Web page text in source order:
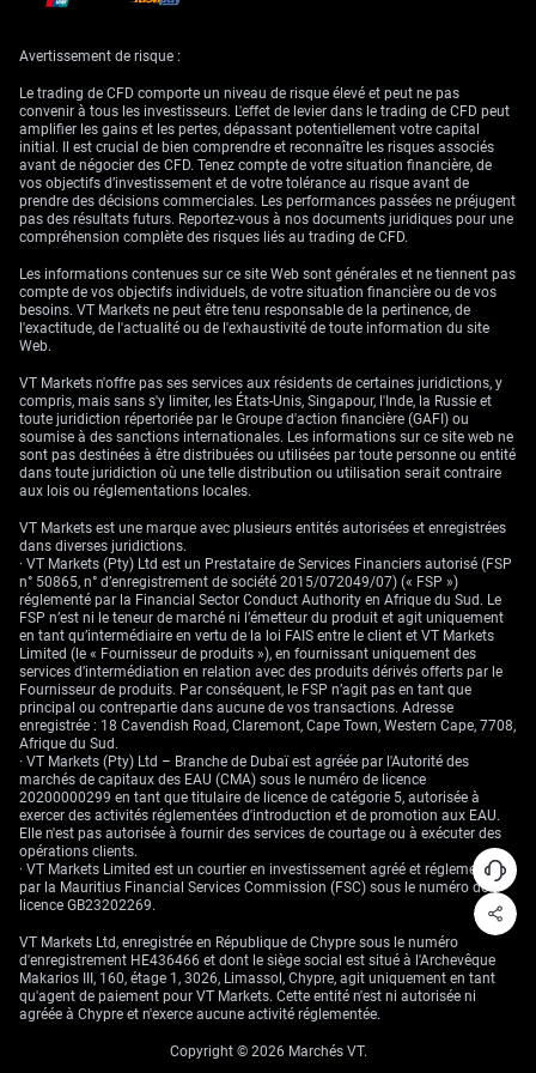
indirects
De tels développements géopolitiques génèrent une forte incertitude ;
nous nous attendons donc également à une nette hausse de la volatilité
du pétrole. L’indice de volatilité du pétrole brut du CBOE (OVX), qui
évoluait autour d’un niveau relativement calme de 35, pourrait aisément
dépasser 45 dans les prochains jours. Par conséquent, nous étudions
aussi des stratégies acheteuses de volatilité, telles que l’achat de
straddles, afin de tirer parti de fortes amplitudes de prix.
Nous avons observé une dynamique similaire lors de la période ayant
précédé l’accord nucléaire JCPOA de 2015. Les prix du pétrole avaient
chuté de plus de 30% dans les six mois suivant l’accord initial, le marché
anticipant le retour des barils iraniens. L’histoire suggère que ce repli
initial n’est pas un phénomène d’une journée, mais le début d’une
Cette information signale également une désescalade des tensions dans
le golfe Persique, ce qui est positif pour le commerce maritime. La prime
de risque pour les pétroliers transitant par le détroit d’Ormuz devrait
diminuer, ce qui pourrait réduire les coûts d’assurance maritime. Nous
explorons donc des options d’achat (calls) sur de grandes compagnies
de transport maritime (tankers) qui bénéficieraient d’un passage plus
sûr et moins coûteux.
Il est crucial de rappeler que cet accord n’est pas encore finalisé et qu’il
pourrait encore échouer. Nous suivrons attentivement les annonces
officielles de l’AIEA et de l’ensemble des pays concernés afin d’obtenir
confirmation. Tout signe de retard ou d’échec des négociations
provoquerait un net retournement des prix du pétrole.
Avertissement de risque :
Le trading de CFD comporte un niveau de risque élevé et peut ne pas
convenir à tous les investisseurs. L'effet de levier dans le trading de CFD peut
amplifier les gains et les pertes, dépassant potentiellement votre capital
initial. Il est crucial de bien comprendre et reconnaître les risques associés
avant de négocier des CFD. Tenez compte de votre situation financière, de
vos objectifs d’investissement et de votre tolérance au risque avant de
prendre des décisions commerciales. Les performances passées ne préjugent
pas des résultats futurs. Reportez-vous à nos documents juridiques pour une
compréhension complète des risques liés au trading de CFD.
Les informations contenues sur ce site Web sont générales et ne tiennent pas
compte de vos objectifs individuels, de votre situation financière ou de vos
besoins. VT Markets ne peut être tenu responsable de la pertinence, de
l'exactitude, de l'actualité ou de l'exhaustivité de toute information du site
Web.
VT Markets n'offre pas ses services aux résidents de certaines juridictions, y
compris, mais sans s'y limiter, les États-Unis, Singapour, l'Inde, la Russie et
toute juridiction répertoriée par le Groupe d'action financière (GAFI) ou
soumise à des sanctions internationales. Les informations sur ce site web ne
sont pas destinées à être distribuées ou utilisées par toute personne ou entité
dans toute juridiction où une telle distribution ou utilisation serait contraire
aux lois ou réglementations locales.
VT Markets est une marque avec plusieurs entités autorisées et enregistrées
dans diverses juridictions.
· VT Markets (Pty) Ltd est un Prestataire de Services Financiers autorisé (FSP
n° 50865, n° d’enregistrement de société 2015/072049/07) (« FSP »)
réglementé par la Financial Sector Conduct Authority en Afrique du Sud. Le
FSP n’est ni le teneur de marché ni l’émetteur du produit et agit uniquement
en tant qu’intermédiaire en vertu de la loi FAIS entre le client et VT Markets
Limited (le « Fournisseur de produits »), en fournissant uniquement des
services d’intermédiation en relation avec des produits dérivés offerts par le
Fournisseur de produits. Par conséquent, le FSP n’agit pas en tant que
principal ou contrepartie dans aucune de vos transactions. Adresse
enregistrée : 18 Cavendish Road, Claremont, Cape Town, Western Cape, 7708,
Afrique du Sud.
· VT Markets (Pty) Ltd – Branche de Dubaï est agréée par l'Autorité des
marchés de capitaux des EAU (CMA) sous le numéro de licence
20200000299 en tant que titulaire de licence de catégorie 5, autorisée à
exercer des activités réglementées d'introduction et de promotion aux EAU.
Elle n'est pas autorisée à fournir des services de courtage ou à exécuter des
opérations clients.
· VT Markets Limited est un courtier en investissement agréé et réglementé
par la Mauritius Financial Services Commission (FSC) sous le numéro de
licence GB23202269.
VT Markets Ltd, enregistrée en République de Chypre sous le numéro
d'enregistrement HE436466 et dont le siège social est situé à l'Archevêque
Makarios III, 160, étage 1, 3026, Limassol, Chypre, agit uniquement en tant
qu'agent de paiement pour VT Markets. Cette entité n'est ni autorisée ni
agréée à Chypre et n'exerce aucune activité réglementée.
Copyright © 2026 Marchés VT.